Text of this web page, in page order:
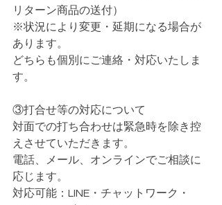
リターン商品の送付）
※状況により変更・延期になる場合が
あります。
どちらも個別にご連絡・対応いたしま
す。
③打合せ等の対応について
対面での打ち合わせは緊急時を除き控
えさせていただきます。
電話、メール、オンラインでご相談に
応じます。
対応可能：LINE・チャットワーク・